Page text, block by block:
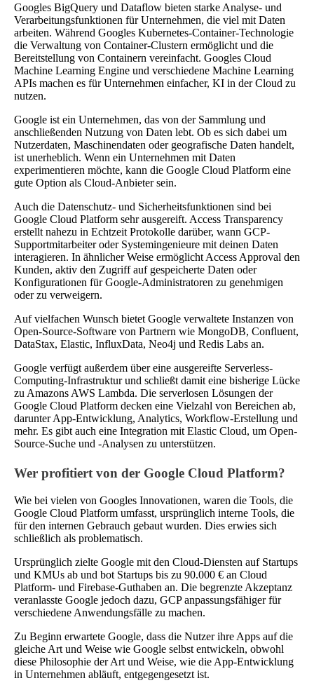
Googles BigQuery und Dataflow bieten starke Analyse- und
Verarbeitungsfunktionen für Unternehmen, die viel mit Daten
arbeiten. Während Googles Kubernetes-Container-Technologie
die Verwaltung von Container-Clustern ermöglicht und die
Bereitstellung von Containern vereinfacht. Googles Cloud
Machine Learning Engine und verschiedene Machine Learning
APIs machen es für Unternehmen einfacher, KI in der Cloud zu
nutzen.
Google ist ein Unternehmen, das von der Sammlung und
anschließenden Nutzung von Daten lebt. Ob es sich dabei um
Nutzerdaten, Maschinendaten oder geografische Daten handelt,
ist unerheblich. Wenn ein Unternehmen mit Daten
experimentieren möchte, kann die Google Cloud Platform eine
gute Option als Cloud-Anbieter sein.
Auch die Datenschutz- und Sicherheitsfunktionen sind bei
Google Cloud Platform sehr ausgereift. Access Transparency
erstellt nahezu in Echtzeit Protokolle darüber, wann GCP-
Supportmitarbeiter oder Systemingenieure mit deinen Daten
interagieren. In ähnlicher Weise ermöglicht Access Approval den
Kunden, aktiv den Zugriff auf gespeicherte Daten oder
Konfigurationen für Google-Administratoren zu genehmigen
oder zu verweigern.
Auf vielfachen Wunsch bietet Google verwaltete Instanzen von
Open-Source-Software von Partnern wie MongoDB, Confluent,
DataStax, Elastic, InfluxData, Neo4j und Redis Labs an.
Google verfügt außerdem über eine ausgereifte Serverless-
Computing-Infrastruktur und schließt damit eine bisherige Lücke
zu Amazons AWS Lambda. Die serverlosen Lösungen der
Google Cloud Platform decken eine Vielzahl von Bereichen ab,
darunter App-Entwicklung, Analytics, Workflow-Erstellung und
mehr. Es gibt auch eine Integration mit Elastic Cloud, um Open-
Source-Suche und -Analysen zu unterstützen.
Wer profitiert von der Google Cloud Platform?
Wie bei vielen von Googles Innovationen, waren die Tools, die
Google Cloud Platform umfasst, ursprünglich interne Tools, die
für den internen Gebrauch gebaut wurden. Dies erwies sich
schließlich als problematisch.
Ursprünglich zielte Google mit den Cloud-Diensten auf Startups
und KMUs ab und bot Startups bis zu 90.000 € an Cloud
Platform- und Firebase-Guthaben an. Die begrenzte Akzeptanz
veranlasste Google jedoch dazu, GCP anpassungsfähiger für
verschiedene Anwendungsfälle zu machen.
Zu Beginn erwartete Google, dass die Nutzer ihre Apps auf die
gleiche Art und Weise wie Google selbst entwickeln, obwohl
diese Philosophie der Art und Weise, wie die App-Entwicklung
in Unternehmen abläuft, entgegengesetzt ist.